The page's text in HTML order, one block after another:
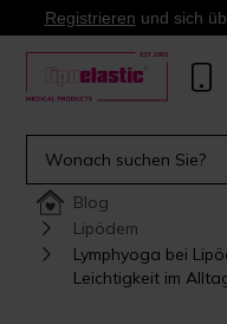
Registrieren und sich
Blog
Lipödem
Lymphyoga bei
Leichtigkeit im